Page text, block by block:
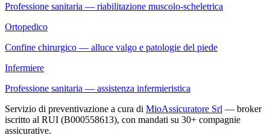
Professione sanitaria — riabilitazione muscolo-scheletrica
Ortopedico
Confine chirurgico — alluce valgo e patologie del piede
Infermiere
Professione sanitaria — assistenza infermieristica
Servizio di preventivazione a cura di MioAssicuratore Srl — broker
iscritto al RUI (B000558613), con mandati su 30+ compagnie
assicurative.